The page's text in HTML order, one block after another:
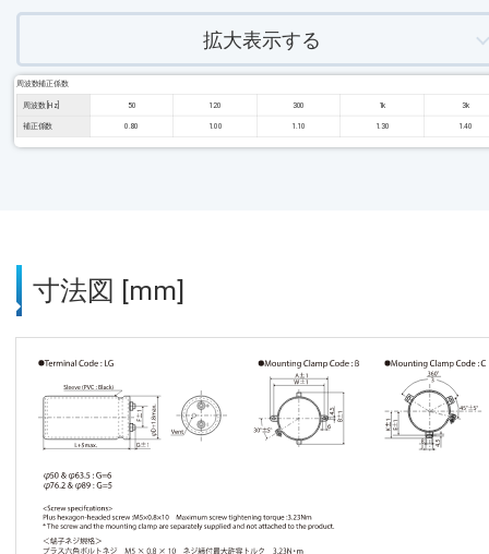
拡大表示する
周波数補正係数
周波数 [Hz] 50 120 300 1k 3k
補正係数 0.80 1.00 1.10 1.30 1.40
寸法図 [mm]